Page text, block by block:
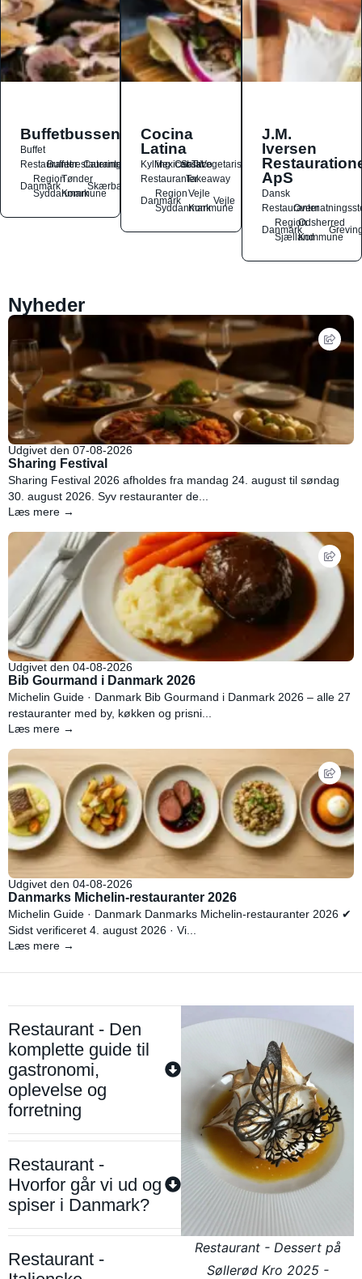
Buffetbussen
Buffet
Restauranter
Buffetrestauranter
Catering
Danmark
Region
Syddanmark
Tønder
Kommune
Skærbæk
Cocina
Latina
Kylling
Mexicansk
OstSalat
TacoVegetarisk
RestauranterTakeaway
Danmark
Region
Syddanmark
Vejle
Kommune
Vejle
J.M.
Iversen
ApS
Dansk
Restauranter
Danmark
Region
Sjælland
Odsherred
Kommune
Nyheder
Udgivet den 07-08-2026
Sharing Festival
Sharing Festival 2026 afholdes fra mandag 24. august til søndag
30. august 2026. Syv restauranter de...
Læs mere →
Udgivet den 04-08-2026
Bib Gourmand i Danmark 2026
Michelin Guide · Danmark Bib Gourmand i Danmark 2026 – alle 27
restauranter med by, køkken og prisni...
Læs mere →
Udgivet den 04-08-2026
Danmarks Michelin-restauranter 2026
Michelin Guide · Danmark Danmarks Michelin-restauranter 2026 ✔
Sidst verificeret 4. august 2026 · Vi...
Læs mere →
Restaurant - Den
komplette guide til
gastronomi,
oplevelse og
forretning
Restaurant -
Hvorfor går vi ud og
spiser i Danmark?
Restaurant -
Restaurant - Dessert på
Søllerød Kro 2025 -